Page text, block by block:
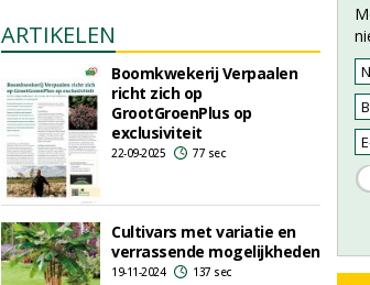
ARTIKELEN
Boomkwekerij Verpaalen
richt zich op
GrootGroenPlus op
exclusiviteit
22-09-2025 77 sec
Cultivars met variatie en
verrassende mogelijkheden
19-11-2024 137 sec